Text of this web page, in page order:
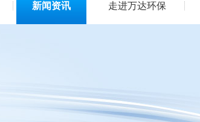
新闻资讯 走进万达环保